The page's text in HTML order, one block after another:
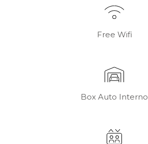
Free Wifi
Box Auto Interno